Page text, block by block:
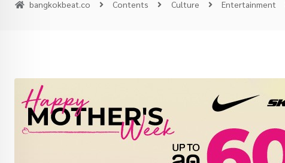
bangkokbeat.co Contents Culture Entertainment